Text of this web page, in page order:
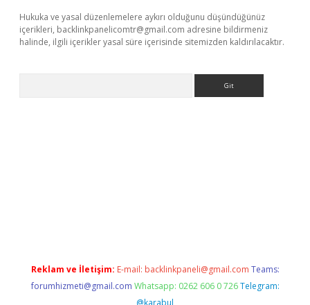
Hukuka ve yasal düzenlemelere aykırı olduğunu düşündüğünüz
içerikleri, backlinkpanelicomtr@gmail.com adresine bildirmeniz
halinde, ilgili içerikler yasal süre içerisinde sitemizden kaldırılacaktır.
Reklam ve İletişim: E-mail: backlinkpaneli@gmail.com Teams:
forumhizmeti@gmail.com Whatsapp: 0262 606 0 726 Telegram:
@karabul